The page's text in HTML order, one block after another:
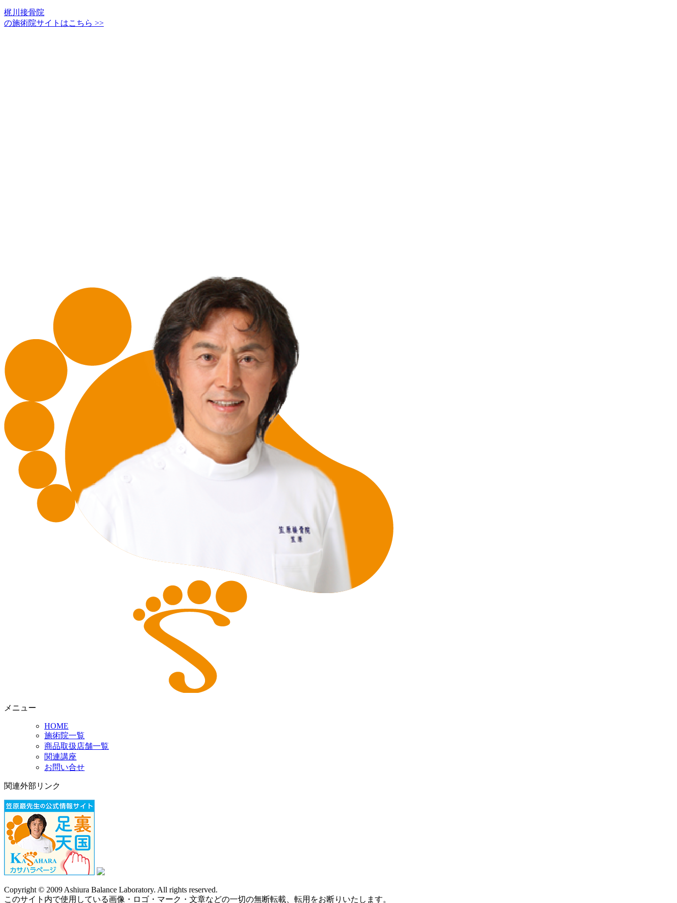
梶川接骨院
の施術院サイトはこちら >>
メニュー
HOME
施術院一覧
商品取扱店舗一覧
関連講座
お問い合せ
関連外部リンク
Copyright © 2009 Ashiura Balance Laboratory. All rights reserved.
このサイト内で使用している画像・ロゴ・マーク・文章などの一切の無断転載、転用をお断りいたします。